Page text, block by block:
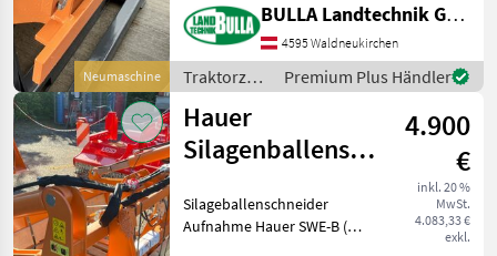
Neumaschine
Euro Aufnahme
Traktorzubehör Frontlader-
Anbaugeräte
BULLA Landtechnik GmbH
4595 Waldneukirchen
Traktorzubehör
/ Hauer
Premium Plus Händler
Hauer
Silagenballenschneider
B SWE-N
4.900
€
inkl. 20 %
MwSt.
4.083,33 €
exkl.
Silageballenschneider
Aufnahme Hauer SWE-B (